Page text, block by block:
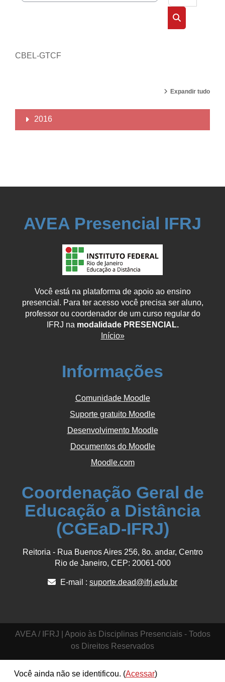
CBEL-GTCF
Expandir tudo
2016
AVEA Presencial IFRJ
Você está na plataforma de apoio ao ensino
presencial. Para ter acesso você precisa ser aluno,
professor ou coordenador de um curso regular do
IFRJ na modalidade PRESENCIAL.
Início»
Informações
Comunidade Moodle
Suporte gratuito Moodle
Desenvolvimento Moodle
Documentos do Moodle
Moodle.com
Coordenação Geral de
Educação a Distância
(CGEaD-IFRJ)
Reitoria - Rua Buenos Aires 256, 8o. andar, Centro
Rio de Janeiro, CEP: 20061-000
E-mail : suporte.dead@ifrj.edu.br
AVEA / IFRJ | Apoio às Disciplinas Presenciais - Todos
os Direitos Reservados
Você ainda não se identificou. (Acessar)